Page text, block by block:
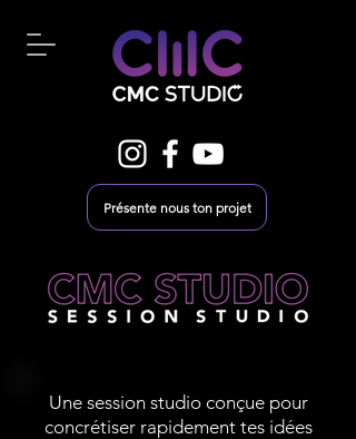
Présente nous ton projet
Une session studio conçue pour
concrétiser rapidement tes idées